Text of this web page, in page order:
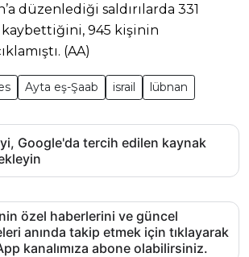
düzenlediği saldırılarda 331
kaybettiğini, 945 kişinin
(AA)
Ayta eş-Şaab israil lübnan
Google'da tercih edilen kaynak
özel haberlerini ve güncel
anında takip etmek için tıklayarak
kanalımıza abone olabilirsiniz.